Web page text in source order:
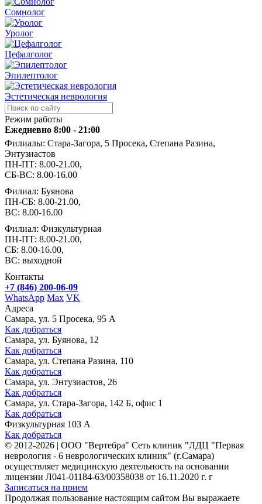
Сомнолог
Уролог
Цефалголог
Эпилептолог
Эстетическая неврология
Режим работы
Ежедневно 8:00 - 21:00
Филиалы: Стара-Загора, 5 Просека, Степана Разина,
Энтузиастов
ПН-ПТ: 8.00-21.00,
СБ-ВС: 8.00-16.00
Филиал: Буянова
ПН-СБ: 8.00-21.00,
ВС: 8.00-16.00
Филиал: Физкультурная
ПН-ПТ: 8.00-21.00,
СБ: 8.00-16.00,
ВС: выходной
Контакты
+7 (846) 200-06-09
WhatsApp Max VK
Адреса
Самара, ул. 5 Просека, 95 А
Как добраться
Самара, ул. Буянова, 12
Как добраться
Самара, ул. Степана Разина, 110
Как добраться
Самара, ул. Энтузиастов, 26
Как добраться
Самара, ул. Стара-Загора, 142 Б, офис 1
Как добраться
Физкультурная 103 А
Как добраться
© 2012-2026 | ООО "Вертебра" Сеть клиник "ЛДЦ "Первая
неврология - 6 неврологических клиник" (г.Самара)
осуществляет медицинскую деятельность на основании
лицензии Л041-01184-63/00358038 от 16.11.2020 г. г
Записаться на прием
Продолжая пользование настоящим сайтом Вы выражаете